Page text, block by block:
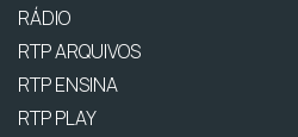
RÁDIO
RTP ARQUIVOS
RTP ENSINA
RTP PLAY